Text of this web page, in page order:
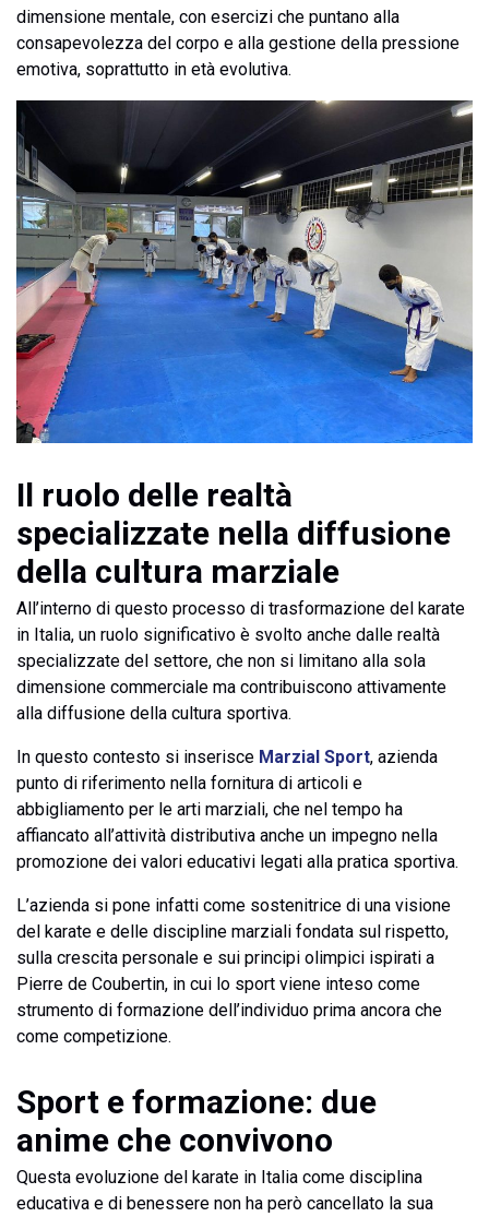
dimensione mentale, con esercizi che puntano alla
consapevolezza del corpo e alla gestione della pressione
emotiva, soprattutto in età evolutiva.
Il ruolo delle realtà
specializzate nella diffusione
della cultura marziale
All’interno di questo processo di trasformazione del karate
in Italia, un ruolo significativo è svolto anche dalle realtà
specializzate del settore, che non si limitano alla sola
dimensione commerciale ma contribuiscono attivamente
alla diffusione della cultura sportiva.
In questo contesto si inserisce Marzial Sport, azienda
punto di riferimento nella fornitura di articoli e
abbigliamento per le arti marziali, che nel tempo ha
affiancato all’attività distributiva anche un impegno nella
promozione dei valori educativi legati alla pratica sportiva.
L’azienda si pone infatti come sostenitrice di una visione
del karate e delle discipline marziali fondata sul rispetto,
sulla crescita personale e sui principi olimpici ispirati a
Pierre de Coubertin, in cui lo sport viene inteso come
strumento di formazione dell’individuo prima ancora che
come competizione.
Sport e formazione: due
anime che convivono
Questa evoluzione del karate in Italia come disciplina
educativa e di benessere non ha però cancellato la sua